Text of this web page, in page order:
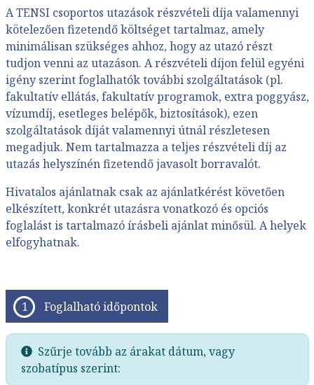
A TENSI csoportos utazások részvételi díja valamennyi
kötelezően fizetendő költséget tartalmaz, amely
minimálisan szükséges ahhoz, hogy az utazó részt
tudjon venni az utazáson. A részvételi díjon felül egyéni
igény szerint foglalhatók további szolgáltatások (pl.
fakultatív ellátás, fakultatív programok, extra poggyász,
vízumdíj, esetleges belépők, biztosítások), ezen
szolgáltatások díját valamennyi útnál részletesen
megadjuk. Nem tartalmazza a teljes részvételi díj az
utazás helyszínén fizetendő javasolt borravalót.
Hivatalos ajánlatnak csak az ajánlatkérést követően
elkészített, konkrét utazásra vonatkozó és opciós
foglalást is tartalmazó írásbeli ajánlat minősül. A helyek
elfogyhatnak.
Foglalható időpontok
Szűrje tovább az árakat dátum, vagy
szobatípus szerint: